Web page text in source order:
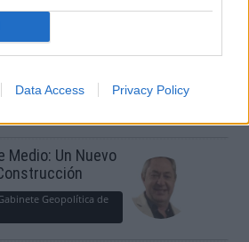
Data Access Privacy Policy
y votados
Medio: Un Nuevo
Geopolítica de